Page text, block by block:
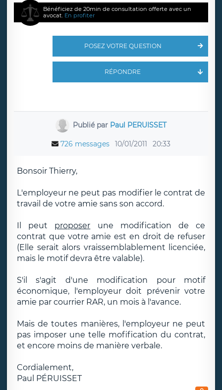
Bénéficiez de 20min de consultation offerte avec un
avocat. En profiter
POSEZ VOTRE QUESTION
RÉPONDRE
Publié par Paul PERUISSET
726 messages 10/01/2011 20:33
Bonsoir Thierry,
L'employeur ne peut pas modifier le contrat de
travail de votre amie sans son accord.
Il peut proposer une modification de ce
contrat que votre amie est en droit de refuser
(Elle serait alors vraissemblablement licenciée,
mais le motif devra être valable).
S'il s'agit d'une modification pour motif
économique, l'employeur doit prévenir votre
amie par courrier RAR, un mois à l'avance.
Mais de toutes manières, l'employeur ne peut
pas imposer une telle mofification du contrat,
et encore moins de manière verbale.
Cordialement,
Paul PÉRUISSET